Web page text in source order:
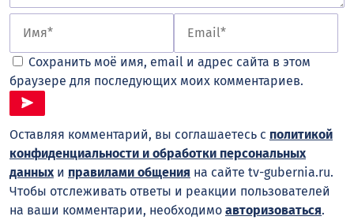
Сохранить моё имя, email и адрес сайта в этом
браузере для последующих моих комментариев.
Оставляя комментарий, вы соглашаетесь с политикой
конфиденциальности и обработки персональных
данныхи правилами общения на сайте tv-gubernia.ru.
Чтобы отслеживать ответы и реакции пользователей
на ваши комментарии, необходимо авторизоваться.